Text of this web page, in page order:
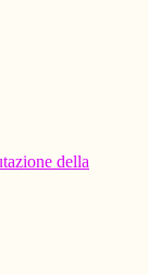
della